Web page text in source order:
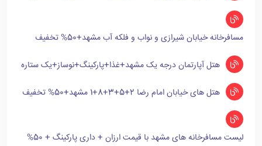
مسافرخانه خیابان شیرازی و نواب و فلکه آب مشهد+50% تخفیف
هتل آپارتمان درجه یک مشهد+غذا+پارکینگ+نوساز+یک ستاره
هتل های خیابان امام رضا 2+5+3+8+1 مشهد+50% تخفیف
لیست مسافرخانه های مشهد با قیمت ارزان + داری پارکینگ + 50%